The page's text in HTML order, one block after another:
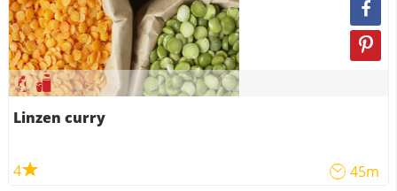
Linzen curry
4 45m